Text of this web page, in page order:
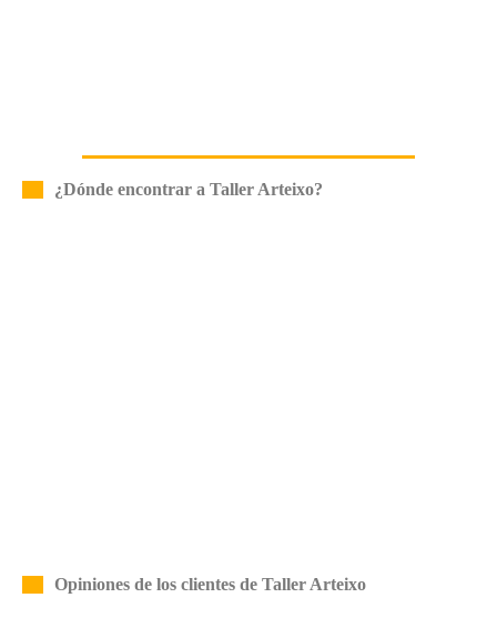
¿Dónde encontrar a Taller Arteixo?
Opiniones de los clientes de Taller Arteixo